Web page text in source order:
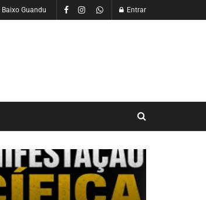
Baixo Guandu Entrar